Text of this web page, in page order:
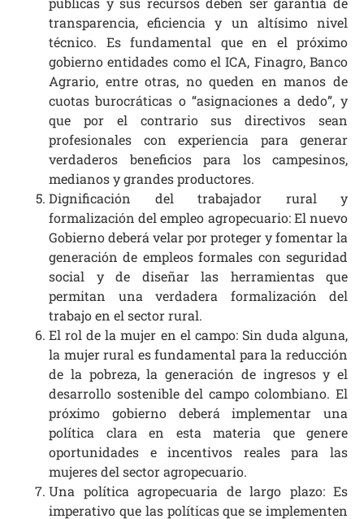
transparencia, eficiencia y un altísimo nivel
técnico. Es fundamental que en el próximo
gobierno entidades como el ICA, Finagro, Banco
Agrario, entre otras, no queden en manos de
cuotas burocráticas o “asignaciones a dedo”, y
que por el contrario sus directivos sean
profesionales con experiencia para generar
verdaderos beneficios para los campesinos,
medianos y grandes productores.
Dignificación del trabajador rural y
formalización del empleo agropecuario: El nuevo
Gobierno deberá velar por proteger y fomentar la
generación de empleos formales con seguridad
social y de diseñar las herramientas que
permitan una verdadera formalización del
trabajo en el sector rural.
El rol de la mujer en el campo: Sin duda alguna,
la mujer rural es fundamental para la reducción
de la pobreza, la generación de ingresos y el
desarrollo sostenible del campo colombiano. El
próximo gobierno deberá implementar una
política clara en esta materia que genere
oportunidades e incentivos reales para las
mujeres del sector agropecuario.
Una política agropecuaria de largo plazo: Es
imperativo que las políticas que se implementen